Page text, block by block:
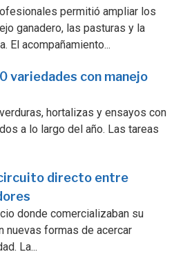
permitió ampliar los
ganadero, las pasturas y la
El acompañamiento...
variedades con manejo
hortalizas y ensayos con
a lo largo del año. Las tareas
directo entre
donde comercializaban su
nuevas formas de acercar
La...